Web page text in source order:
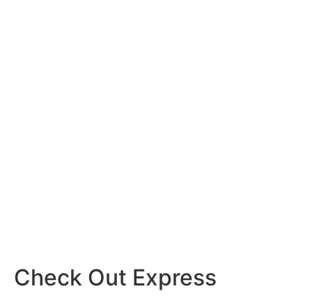
Check Out Express